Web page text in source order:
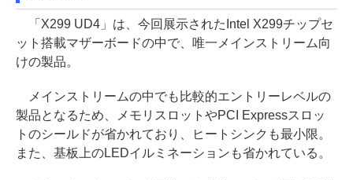
「X299 UD4」は、今回展示されたIntel X299チップセ
ット搭載マザーボードの中で、唯一メインストリーム向
けの製品。
メインストリームの中でも比較的エントリーレベルの
製品となるため、メモリスロットやPCI Expressスロッ
トのシールドが省かれており、ヒートシンクも最小限。
また、基板上のLEDイルミネーションも省かれている。